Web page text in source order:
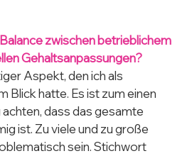
zwischen betrieblichem
Gehaltsanpassungen?
Aspekt, den ich als
Blick hatte. Es ist zum einen
dass das gesamte
ist. Zu viele und zu große
sein. Stichwort